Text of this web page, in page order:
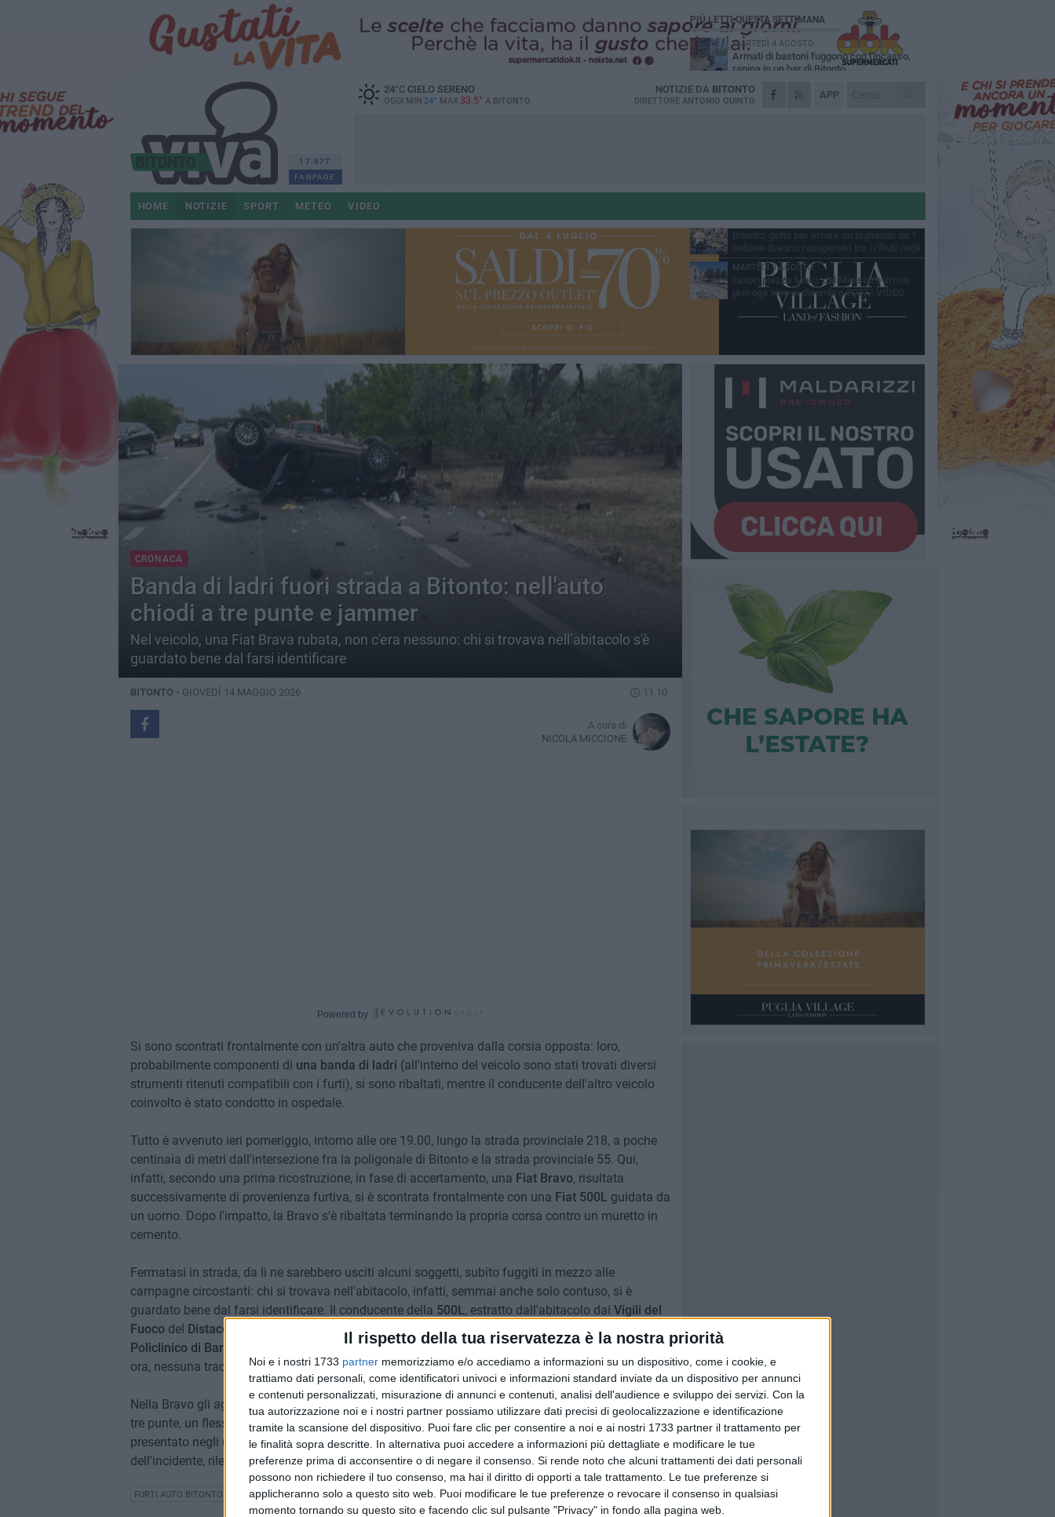
Il rispetto della tua riservatezza è la nostra priorità
Noi e i nostri 1733 partner memorizziamo e/o accediamo a informazioni su un dispositivo, come i cookie, e
trattiamo dati personali, come identificatori univoci e informazioni standard inviate da un dispositivo per annunci
e contenuti personalizzati, misurazione di annunci e contenuti, analisi dell'audience e sviluppo dei servizi. Con la
tua autorizzazione noi e i nostri partner possiamo utilizzare dati precisi di geolocalizzazione e identificazione
tramite la scansione del dispositivo. Puoi fare clic per consentire a noi e ai nostri 1733 partner il trattamento per
le finalità sopra descritte. In alternativa puoi accedere a informazioni più dettagliate e modificare le tue
preferenze prima di acconsentire o di negare il consenso. Si rende noto che alcuni trattamenti dei dati personali
possono non richiedere il tuo consenso, ma hai il diritto di opporti a tale trattamento. Le tue preferenze si
applicheranno solo a questo sito web. Puoi modificare le tue preferenze o revocare il consenso in qualsiasi
momento tornando su questo sito e facendo clic sul pulsante "Privacy" in fondo alla pagina web.
17.877
FANPAGE
24°CCIELO SERENO
OGGI MIN 24° MAX 33.5° A BITONTO
APP
NOTIZIE DA BITONTO
DIRETTORE ANTONIO QUINTO
HOME NOTIZIE SPORT METEO VIDEO
CRONACA
Banda di ladri fuori strada a Bitonto: nell'auto
chiodi a tre punte e jammer
Nel veicolo, una Fiat Brava rubata, non c'era nessuno: chi si trovava nell’abitacolo s'è
guardato bene dal farsi identificare
BITONTO - GIOVEDÌ 14 MAGGIO 2026 11.10
A cura di
NICOLA MICCIONE
Powered by
Si sono scontrati frontalmente con un'altra auto che proveniva dalla corsia opposta: loro,
probabilmente componenti di una banda di ladri (all'interno del veicolo sono stati trovati diversi
strumenti ritenuti compatibili con i furti), si sono ribaltati, mentre il conducente dell'altro veicolo
coinvolto è stato condotto in ospedale.
Tutto è avvenuto ieri pomeriggio, intorno alle ore 19.00, lungo la strada provinciale 218, a poche
centinaia di metri dall'intersezione fra la poligonale di Bitonto e la strada provinciale 55. Qui,
infatti, secondo una prima ricostruzione, in fase di accertamento, una Fiat Bravo, risultata
successivamente di provenienza furtiva, si è scontrata frontalmente con una Fiat 500L guidata da
un uomo. Dopo l'impatto, la Bravo s'è ribaltata terminando la propria corsa contro un muretto in
cemento.
Fermatasi in strada, da lì ne sarebbero usciti alcuni soggetti, subito fuggiti in mezzo alle
campagne circostanti: chi si trovava nell'abitacolo, infatti, semmai anche solo contuso, si è
guardato bene dal farsi identificare. Il conducente della 500L, estratto dall'abitacolo dai Vigili del
Fuocodel Distaccamento di Molfetta , è stato trasportato dal
al pronto soccorso del
Policlinico di Bari
: ha riportato la frattura del femore e la lesione ad un bracco. Dei fuggitivi, per
ora, nessuna traccia.
Nella Bravo gli agenti del Commissariato di P.S. e quelli della Scientifica
hanno trovato chiodi a
tre punte, un flessibile, jammer e vari arnesi da scasso. In serata, intanto, un uomo, noto, s'è
presentato negli uffici di via Traetta dichiarando di trovarsi all'interno dell'auto al momento
dell'incidente, rilevato dallaPolizia Locale.
FURTI AUTO BITONTO
PIÙ LETTI QUESTA SETTIMANA
MARTEDÌ 4 AGOSTO
Armati di bastoni fuggono con l'incasso,
rapina in un bar di Bitonto
SABATO 8 AGOSTO
Due latitanti del clan mafioso Capriati
Ondata di calore, su Bitonto bollino rosso
MARTEDÌ 4 AGOSTO
operatori SANB
MARTEDÌ 4 AGOSTO
Lavori piazza Moro, dal Ministero arriva
proroga sino al dicembre 2027 - VIDEO